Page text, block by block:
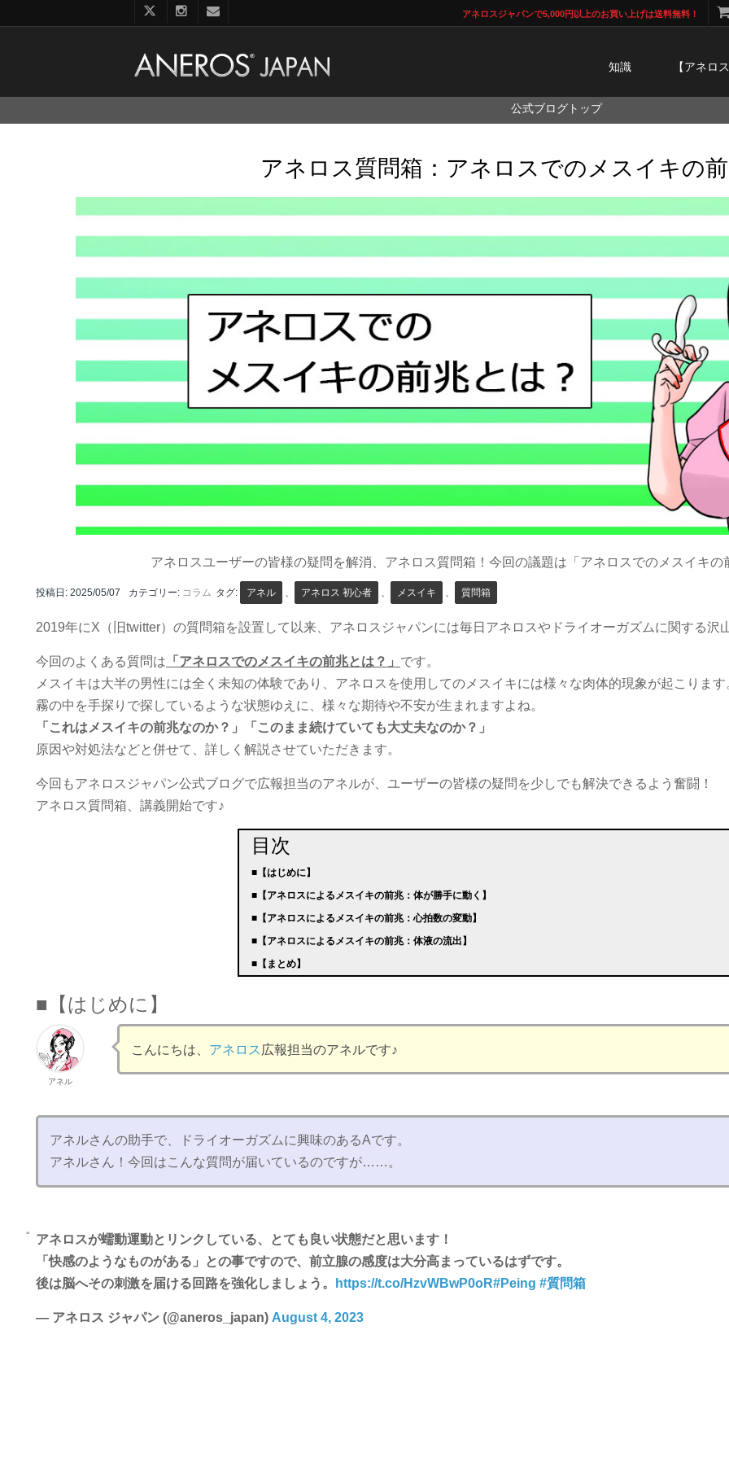
アネロスジャパンで5,000円以上のお買い上げは送料無料！
知識 【アネロ
公式ブログトップ
アネロス質問箱：アネロスでのメスイキの
アネロスユーザーの皆様の疑問を解消、アネロス質問箱！今回の議題は「アネロスでのメスイキ
投稿日:2025/05/07 カテゴリー: コラム タグ: アネル 、 アネロス 初心者 、 メスイキ 、 質問箱
2019年にX（旧twitter）の質問箱を設置して以来、アネロスジャパンには毎日アネロスやドライオーガズムに関する沢
今回のよくある質問は 「アネロスでのメスイキの前兆とは？」 です。
メスイキは大半の男性には全く未知の体験であり、アネロスを使用してのメスイキには様々な肉体的現象が起こります
霧の中を手探りで探しているような状態ゆえに、様々な期待や不安が生まれますよね。
「これはメスイキの前兆なのか？」「このまま続けていても大丈夫なのか？」
原因や対処法などと併せて、詳しく解説させていただきます。
今回もアネロスジャパン公式ブログで広報担当のアネルが、ユーザーの皆様の疑問を少しでも解決できるよう奮闘！
アネロス質問箱、講義開始です♪
目次
■【はじめに】
■【アネロスによるメスイキの前兆：体が勝手に動く】
■【アネロスによるメスイキの前兆：心拍数の変動】
■【アネロスによるメスイキの前兆：体液の流出】
■【まとめ】
■【はじめに】
アネル
こんにちは、 アネロス 広報担当のアネルです♪
アネルさんの助手で、ドライオーガズムに興味のあるAです。
アネルさん！今回はこんな質問が届いているのですが……。
アネロスが蠕動運動とリンクしている、とても良い状態だと思います！
「快感のようなものがある」との事ですので、前立腺の感度は大分高まっているはずです。
後は脳へその刺激を届ける回路を強化しましょう。
https://t.co/HzvWBwP0oR#Peing #質問箱
— アネロス ジャパン (@aneros_japan) August 4, 2023